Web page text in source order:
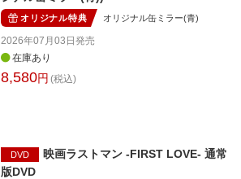
オリジナル特典 オリジナル缶ミラー(青)
2026年07月03日発売
在庫あり
8,580円 (税込)
DVD
映画ラストマン -FIRST LOVE- 通常
版DVD